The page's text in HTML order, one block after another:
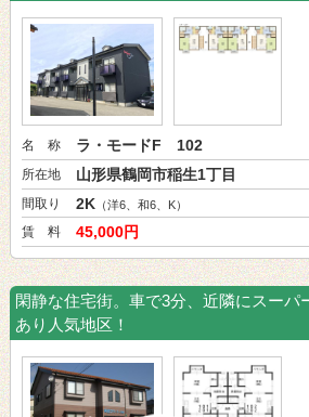
名 称 ラ・モードF 102
所在地 山形県鶴岡市稲生1丁目
間取り 2K （洋6、和6、K）
賃 料 45,000円
閑静な住宅街。車で3分、近隣にスーパ
あり人気地区！